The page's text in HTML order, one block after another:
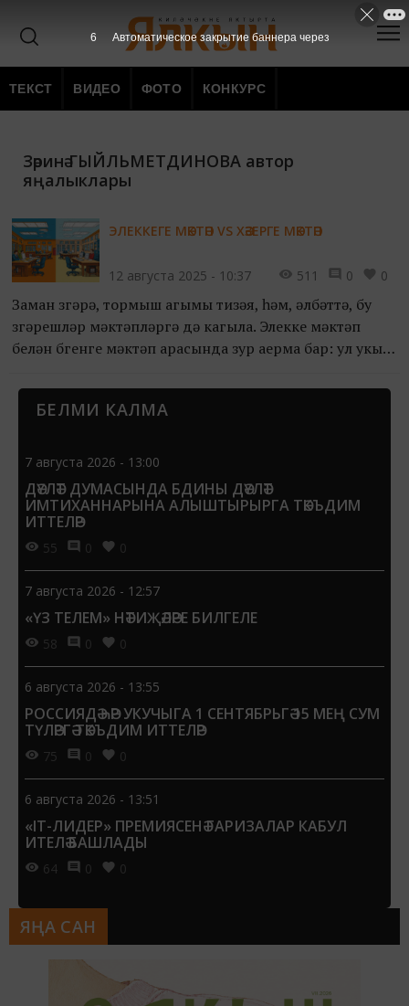
ТЕКСТ ВИДЕО ФОТО КОНКУРС
Зәринә ГЫЙЛЬМЕТДИНОВА автор
яңалыклары
ЭЛЕККЕГЕ МӘКТӘП VS ХӘЗЕРГЕ МӘКТӘП
12 августа 2025 - 10:37 511 0 0
Заман үзгәрә, тормыш агымы тизәя, һәм, әлбәттә, бу
үзгәрешләр мәктәпләргә дә кагыла. Элекке мәктәп
белән бүгенге мәктәп арасында зур аерма бар: ул укыту
мәктәп формаларында да сизелә. Бу мәкаләдә без бу
ике дөньяны чагыштырып, уртак якларын һәм
БЕЛМИ КАЛМА
7 августа 2026 - 13:00
ДӘҮЛӘТ ДУМАСЫНДА БДИНЫ ДӘҮЛӘТ
ИМТИХАННАРЫНА АЛЫШТЫРЫРГА ТӘКЪДИМ
ИТТЕЛӘР
55 0 0
7 августа 2026 - 12:57
«ҮЗ ТЕЛЕМ» НӘТИҖӘЛӘРЕ БИЛГЕЛЕ
58 0 0
6 августа 2026 - 13:55
РОССИЯДӘ ҺӘР УКУЧЫГА 1 СЕНТЯБРЬГӘ 15 МЕҢ СУМ
ТҮЛӘРГӘ ТӘКЪДИМ ИТТЕЛӘР
75 0 0
6 августа 2026 - 13:51
«IT-ЛИДЕР» ПРЕМИЯСЕНӘ ГАРИЗАЛАР КАБУЛ
ИТЕЛӘ БАШЛАДЫ
64 0 0
ЯҢА САН
6 Автоматическое закрытие баннера через